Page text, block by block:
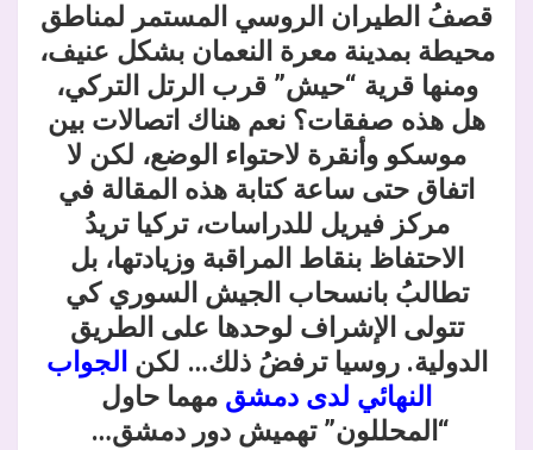
قصفُ الطيران الروسي المستمر لمناطق
محيطة بمدينة معرة النعمان بشكل عنيف،
ومنها قرية “حيش” قرب الرتل التركي،
هل هذه صفقات؟ نعم هناك اتصالات بين
موسكو وأنقرة لاحتواء الوضع، لكن لا
اتفاق حتى ساعة كتابة هذه المقالة في
مركز فيريل للدراسات، تركيا تريدُ
الاحتفاظ بنقاط المراقبة وزيادتها، بل
تطالبُ بانسحاب الجيش السوري كي
تتولى الإشراف لوحدها على الطريق
الدولية. روسيا ترفضُ ذلك… لكن الجواب
النهائي لدى دمشق مهما حاول
“المحللون” تهميش دور دمشق…